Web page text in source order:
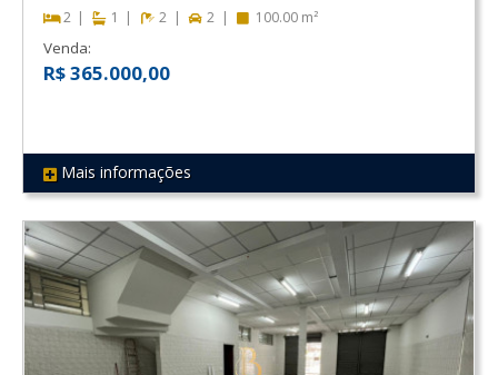
REF 331
2 1 2 2 100.00 m²
Venda:
R$ 365.000,00
Mais informações